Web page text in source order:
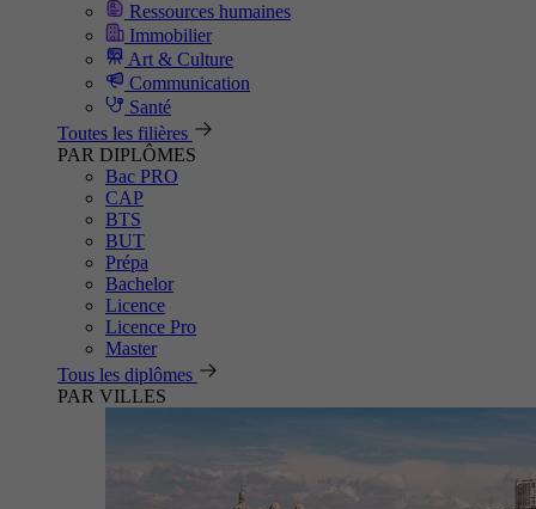
Ressources humaines
Immobilier
Art & Culture
Communication
Santé
Toutes les filières
PAR DIPLÔMES
Bac PRO
CAP
BTS
BUT
Prépa
Bachelor
Licence
Licence Pro
Master
Tous les diplômes
PAR VILLES